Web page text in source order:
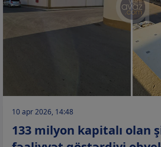
10 apr 2026, 14:48
133 milyon kapitalı olan